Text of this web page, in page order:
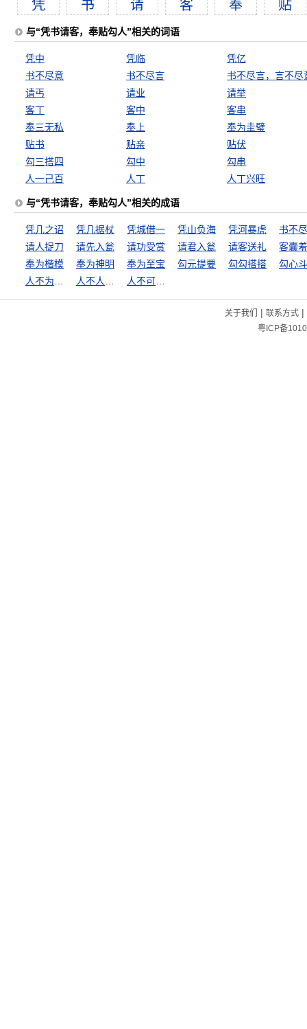
凭 书 请 客 奉 贴
与“凭书请客，奉贴勾人”相关的词语
凭中 凭临
凭亿
书不尽意
书不尽言
书不尽言，言不尽
请丐
请业
请举
客丁
客中
客串
奉三无私
奉上
奉为圭璧
贴书
贴亲
贴伏
勾三搭四
勾中
勾串
人一己百
人丁 人丁兴旺
与“凭书请客，奉贴勾人”相关的成语
凭几之诏 凭几据杖 凭城借一 凭山负海 凭河暴虎
书不
请人捉刀
请先入瓮 请功受赏 请君入瓮 请客送礼
客囊
奉为楷模
奉为神明 奉为至宝 勾元提要 勾勾搭搭
勾心
关于我们 | 联系方式|
粤ICP备